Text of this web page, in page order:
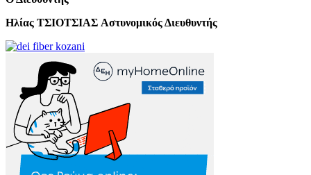
Ηλίας ΤΣΙΟΤΣΙΑΣ Αστυνομικός Διευθυντής